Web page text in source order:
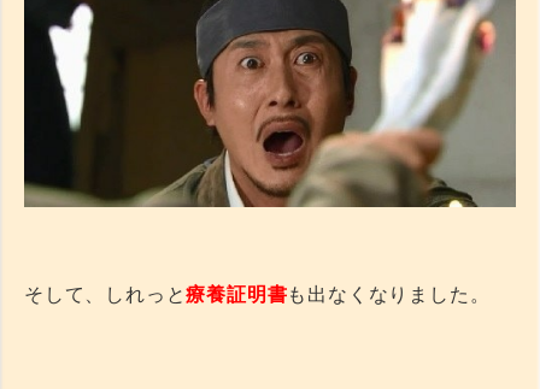
そして、しれっと療養証明書も出なくなりました。